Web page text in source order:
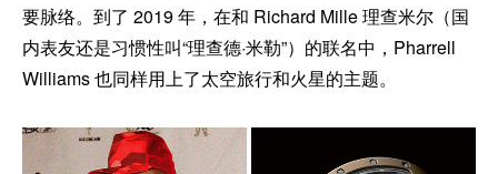
要脉络。到了 2019 年，在和 Richard Mille 理查米尔（国
内表友还是习惯性叫“理查德·米勒”）的联名中，Pharrell
Williams 也同样用上了太空旅行和火星的主题。